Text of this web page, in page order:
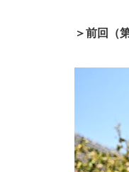
＞前回（